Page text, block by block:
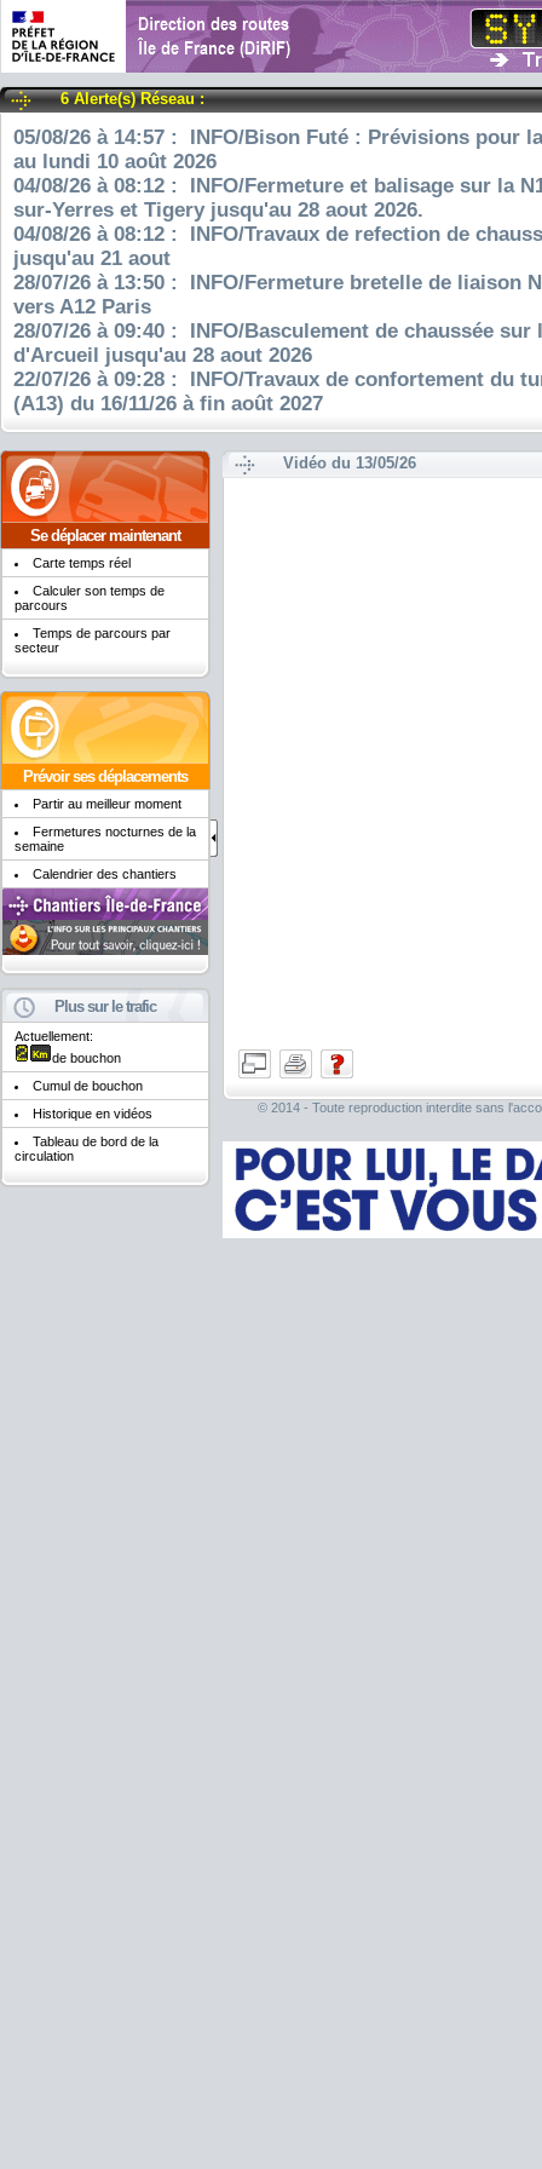
6 Alerte(s) Réseau :
05/08/26 à 14:57 : INFO/Bison Futé : Prévisions pour
au lundi 10 août 2026
04/08/26 à 08:12 : INFO/Fermeture et balisage sur la
sur-Yerres et Tigery jusqu'au 28 aout 2026.
04/08/26 à 08:12 : INFO/Travaux de refection de
jusqu'au 21 aout
28/07/26 à 13:50 : INFO/Fermeture bretelle de liaison
vers A12 Paris
28/07/26 à 09:40 : INFO/Basculement de chaussée sur
d'Arcueil jusqu'au 28 aout 2026
22/07/26 à 09:28 : INFO/Travaux de confortement du
(A13) du 16/11/26 à fin août 2027
Se déplacer maintenant
Carte temps réel
Calculer son temps de
parcours
Temps de parcours par
secteur
Prévoir ses déplacements
Partir au meilleur moment
Fermetures nocturnes de la
semaine
Calendrier des chantiers
Plus sur le trafic
Actuellement:
de bouchon
Cumul de bouchon
Historique en vidéos
Tableau de bord de la
circulation
Vidéo du 13/05/26
© 2014 - Toute reproduction interdite sans